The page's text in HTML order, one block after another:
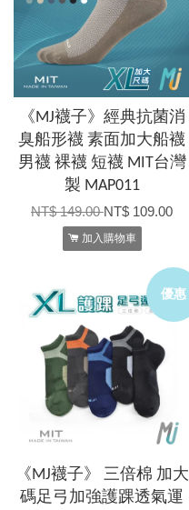
《MJ襪子》經典抗菌消
臭船形襪 素面加大船襪
男襪 裸襪 短襪 MIT台灣
製 MAP011
NT$ 149.00NT$ 109.00
加入購物車
優惠
《MJ襪子》 三倍棉 加大
碼足弓加強護踝透氣運